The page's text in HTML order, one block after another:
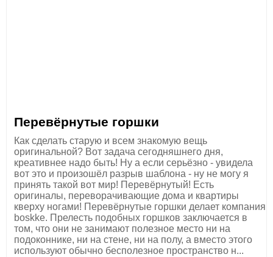
Перевёрнутые горшки
Как сделать старую и всем знакомую вещь
оригинальной? Вот задача сегодняшнего дня,
креативнее надо быть! Ну а если серьёзно - увидела
вот это и произошёл разрыв шаблона - ну не могу я
принять такой вот мир! Перевёрнутый! Есть
оригиналы, переворачивающие дома и квартиры
кверху ногами! Перевёрнутые горшки делает компания
boskke. Прелесть подобных горшков заключается в
том, что они не занимают полезное место ни на
подоконнике, ни на стене, ни на полу, а вместо этого
используют обычно бесполезное пространство н...